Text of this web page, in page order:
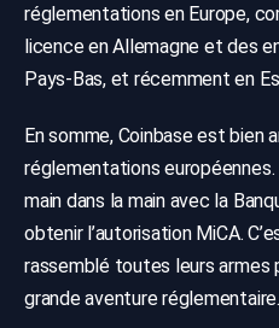
réglementations en Europe,
licence en Allemagne et des
Pays-Bas, et récemment en
En somme, Coinbase est bien
réglementations
main dans la main avec la
obtenir l’autorisation MiCA.
rassemblé toutes leurs armes
grande aventure réglementaire.